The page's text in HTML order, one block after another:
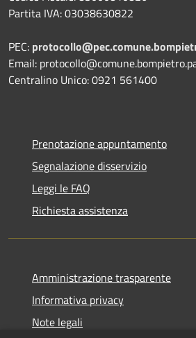
Partita IVA: 03038630822
PEC:
Email:
Centralino Unico: 0921 561400
Prenotazione appuntamento
Segnalazione disservizio
Leggi le FAQ
Richiesta assistenza
Amministrazione trasparente
Informativa privacy
Note legali